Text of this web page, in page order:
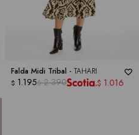
Falda Midi Tribal - TAHARI
$ 1.195$ 2.390 $ 1.016